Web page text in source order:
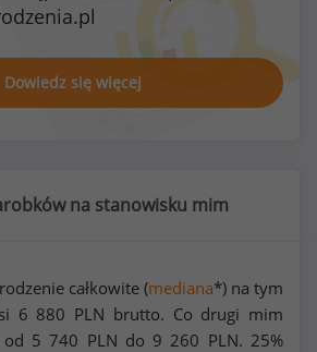
Dowiedz się więcej
na stanowisku mim
całkowite (mediana*) na tym
6 880 PLN brutto. Co drugi mim
5 740 PLN do 9 260 PLN. 25%